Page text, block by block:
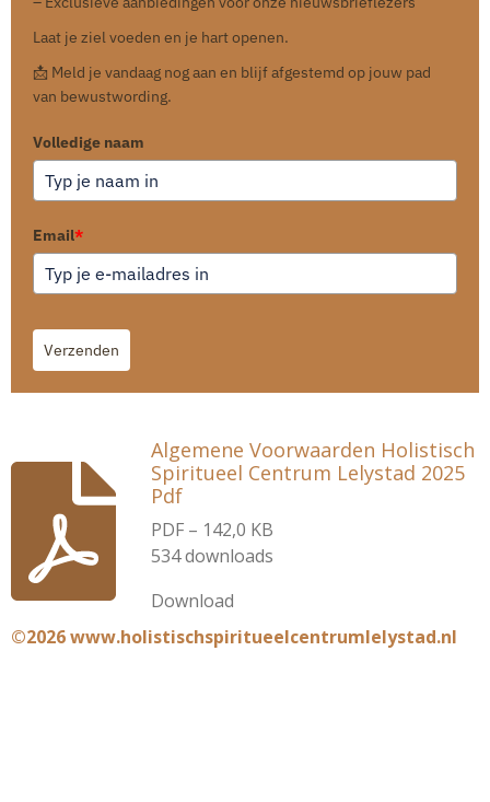
Laat je ziel voeden en je hart openen.
📩 Meld je vandaag nog aan en blijf afgestemd op jouw pad
van bewustwording.
Volledige naam
Email*
Verzenden
Algemene Voorwaarden Holistisch
Spiritueel Centrum Lelystad 2025
Pdf
PDF – 142,0 KB
534 downloads
Download
©2026 www.holistischspiritueelcentrumlelystad.nl